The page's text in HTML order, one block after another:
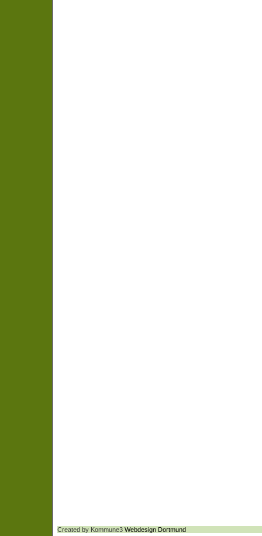
Created by Kommune3 Webdesign Dortmund